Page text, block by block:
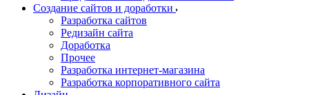
Создание сайтов и доработки
Разработка сайтов
Редизайн сайта
Доработка
Прочее
Разработка интернет-магазина
Разработка корпоративного сайта